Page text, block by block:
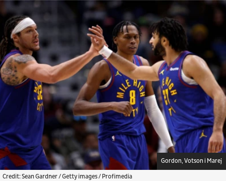
Credit: Sean Gardner / Getty images / Profimedia
Gordon, Votson i Marej